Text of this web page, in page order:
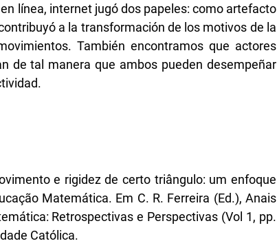
línea, internet jugó dos papeles: como artefacto
a la transformación de los motivos de la
También encontramos que actores
de tal manera que ambos pueden desempeñar
e rigidez de certo triângulo: um enfoque
Matemática. Em C. R. Ferreira (Ed.), Anais
Retrospectivas e Perspectivas (Vol 1, pp.
Católica.